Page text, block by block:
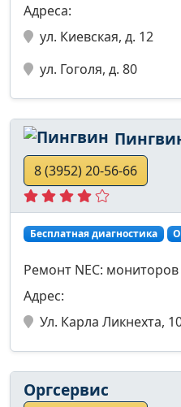
Адреса:
ул. Киевская, д. 12
ул. Гоголя, д. 80
8 (3952) 20-56-66
Бесплатная диагностика
Ремонт NEC: мониторов
Адрес:
Ул. Карла Ликнехта,
Оргсервис